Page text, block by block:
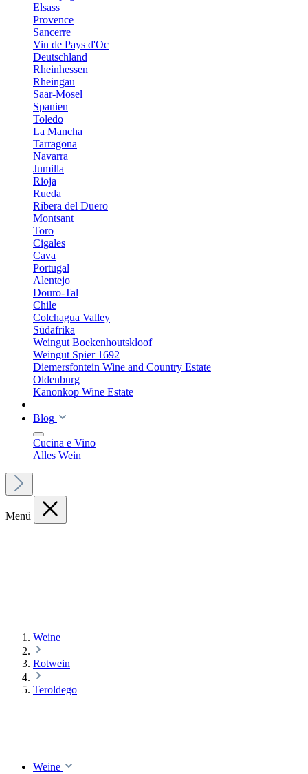
Elsass
Provence
Sancerre
Vin de Pays d'Oc
Deutschland
Rheinhessen
Rheingau
Saar-Mosel
Spanien
Toledo
La Mancha
Tarragona
Navarra
Jumilla
Rioja
Rueda
Ribera del Duero
Montsant
Toro
Cigales
Cava
Portugal
Alentejo
Douro-Tal
Chile
Colchagua Valley
Südafrika
Weingut Boekenhoutskloof
Weingut Spier 1692
Diemersfontein Wine and Country Estate
Oldenburg
Kanonkop Wine Estate
Blog
Cucina e Vino
Alles Wein
Menü
Weine
Rotwein
Teroldego
Weine